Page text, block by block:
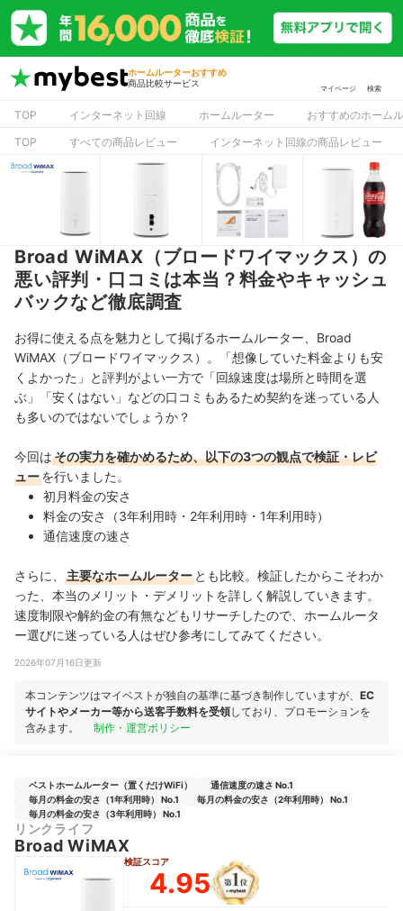
ホームルーターおすすめ
商品比較サービス
マイページ 検索
TOP インターネット回線 ホームルーター
おすすめのホーム
TOP
すべての商品レビュー インターネット回線の商品レビュー
Broad WiMAX（ブロードワイマックス）の
悪い評判・口コミは本当？料金やキャッシュ
バックなど徹底調査
お得に使える点を魅力として掲げるホームルーター、Broad
WiMAX（ブロードワイマックス）。「想像していた料金よりも安
くよかった」と評判がよい一方で「回線速度は場所と時間を選
ぶ」「安くはない」などの口コミもあるため契約を迷っている人
も多いのではないでしょうか？
今回はその実力を確かめるため、以下の3つの観点で検証・レビ
ューを行いました。
初月料金の安さ
料金の安さ（3年利用時・2年利用時・1年利用時）
通信速度の速さ
さらに、 主要なホームルーター とも比較。検証したからこそわか
った、本当のメリット・デメリットを詳しく解説していきます。
速度制限や解約金の有無などもリサーチしたので、ホームルータ
ー選びに迷っている人はぜひ参考にしてみてください。
2026年07月16日更新
本コンテンツはマイベストが独自の基準に基づき制作していますが、 EC
サイトやメーカー等から送客手数料を受領しており、プロモーションを
含みます。
制作・運営ポリシー
ベストホームルーター（置くだけWiFi）
通信速度の速さ No.1
毎月の料金の安さ（1年利用時） No.1
毎月の料金の安さ（2年利用時） No.1
毎月の料金の安さ（3年利用時） No.1
リンクライフ
Broad WiMAX
検証スコア
4.95